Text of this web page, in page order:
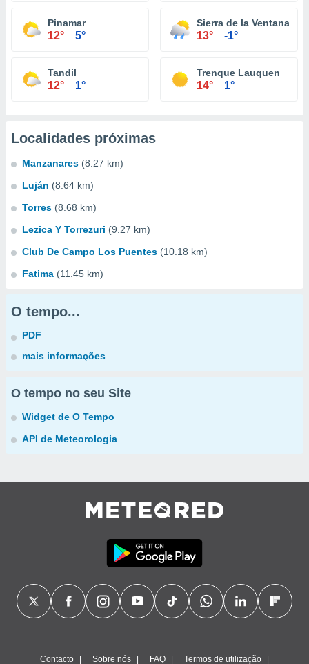
Pinamar
12° 5°
Sierra de la Ventana
13° -1°
Tandil
12° 1°
Trenque Lauquen
14° 1°
Localidades próximas
Manzanares (8.27 km)
Luján (8.64 km)
Torres (8.68 km)
Lezica Y Torrezuri (9.27 km)
Club De Campo Los Puentes (10.18 km)
Fatima (11.45 km)
O tempo...
PDF
mais informações
O tempo no seu Site
Widget de O Tempo
API de Meteorologia
Contacto Sobre nós FAQ Termos de utilização